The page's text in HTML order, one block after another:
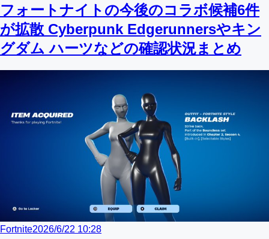
フォートナイトの今後のコラボ候補6件
が拡散 Cyberpunk Edgerunnersやキン
グダム ハーツなどの確認状況まとめ
Fortnite2026/6/22 10:28